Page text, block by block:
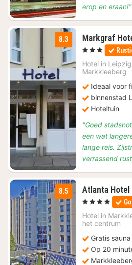
erop en eraan!"
8.3 Markgraf
, 3 Sterren
Hotel in Leipzig
Markkleeberg
Ideaal voor
binnenstad
Hoteltuin
"Goed
een wat
lange reis.
verrassend
8.5 Atlanta Hotel
, 4 Sterren
Hotel in
het centrum
Gratis
Op 20